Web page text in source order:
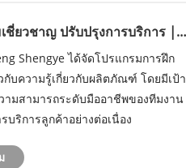
ชี่ยวชาญ ปรับปรุงการบริการ |
Shengye Technology Co.,
อบรมพิเศษด้านความรู้เกี่ยวกับ
บทีมธุรกิจหลัก
Shengye ได้จัดโปรแกรมการฝึก
กับความรู้เกี่ยวกับผลิตภัณฑ์ โดยมีเป้า
ามสามารถระดับมืออาชีพของทีมงาน
บริการลูกค้าอย่างต่อเนื่อง